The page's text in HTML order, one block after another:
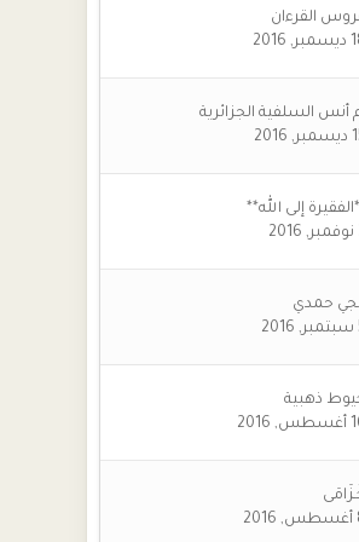
القرءان
أنس السلفية الجزائرية
إلى الله**
حمدي
ذهبية